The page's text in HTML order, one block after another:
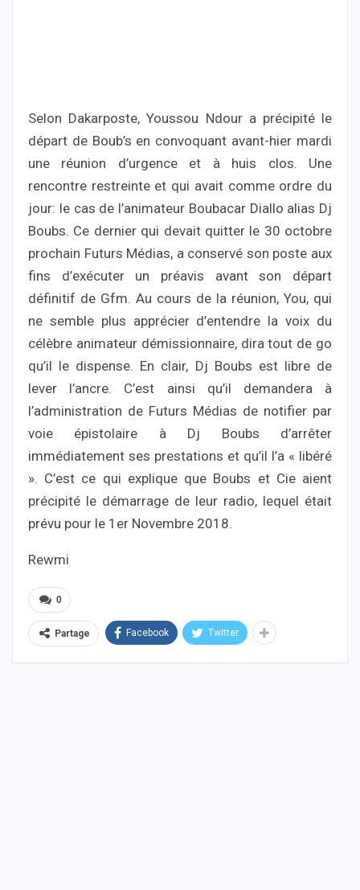
Selon Dakarposte, Youssou Ndour a précipité le
départ de Boub’s en convoquant avant-hier mardi
une réunion d’urgence et à huis clos. Une
rencontre restreinte et qui avait comme ordre du
jour: le cas de l’animateur Boubacar Diallo alias Dj
Boubs. Ce dernier qui devait quitter le 30 octobre
prochain Futurs Médias, a conservé son poste aux
fins d’exécuter un préavis avant son départ
définitif de Gfm. Au cours de la réunion, You, qui
ne semble plus apprécier d’entendre la voix du
célèbre animateur démissionnaire, dira tout de go
qu’il le dispense. En clair, Dj Boubs est libre de
lever l’ancre. C’est ainsi qu’il demandera à
l’administration de Futurs Médias de notifier par
voie épistolaire à Dj Boubs d’arrêter
immédiatement ses prestations et qu’il l’a « libéré
». C’est ce qui explique que Boubs et Cie aient
précipité le démarrage de leur radio, lequel était
prévu pour le 1er Novembre 2018.
Rewmi
0
Partage Facebook Twitter